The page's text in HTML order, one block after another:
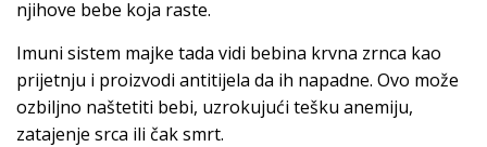
njihove bebe koja raste.
Imuni sistem majke tada vidi bebina krvna zrnca kao
prijetnju i proizvodi antitijela da ih napadne. Ovo može
ozbiljno naštetiti bebi, uzrokujući tešku anemiju,
zatajenje srca ili čak smrt.